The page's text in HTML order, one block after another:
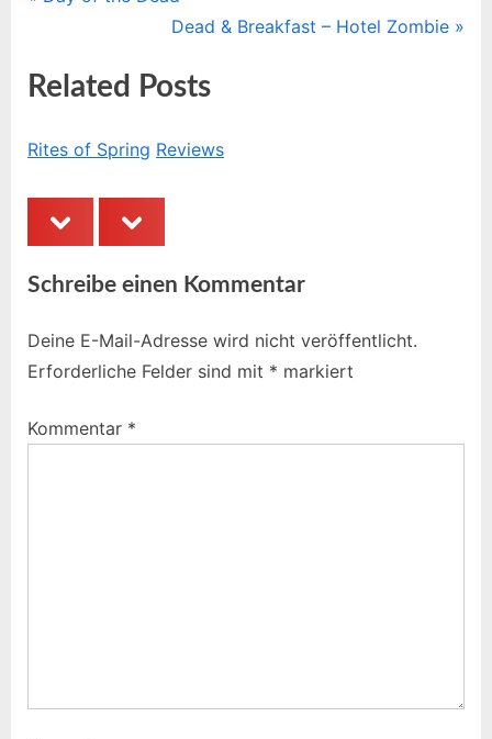
v
o
P
t
:
N
x
P
Dead & Breakfast – Hotel Zombie
Related Posts
Rites of Spring Reviews
prev next
Schreibe einen Kommentar
Deine E-Mail-Adresse wird nicht veröffentlicht.
Erforderliche Felder sind mit * markiert
Kommentar *